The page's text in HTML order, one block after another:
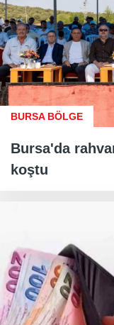
BURSA BÖLGE
Bursa'da
koştu